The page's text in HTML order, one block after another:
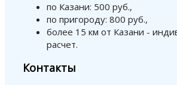
по Казани: 500 руб.,
по пригороду: 800 руб.,
более 15 км от Казани -
расчет.
Контакты